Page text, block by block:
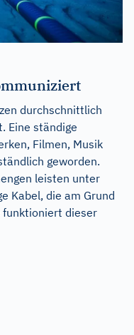
durchschnittlich
Eine ständige
Filmen, Musik
geworden.
leisten unter
Kabel, die am Grund
funktioniert dieser